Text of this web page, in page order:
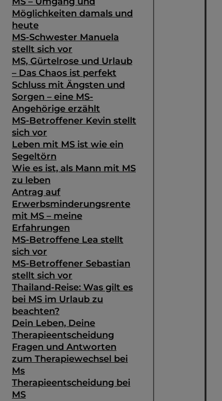
Möglichkeiten damals und
heute
MS-Schwester Manuela
stellt sich vor
MS, Gürtelrose und Urlaub
– Das Chaos ist perfekt
Schluss mit Ängsten und
Sorgen – eine MS-
Angehörige erzählt
MS-Betroffener Kevin stellt
sich vor
Leben mit MS ist wie ein
Segeltörn
Wie es ist, als Mann mit MS
zu leben
Antrag auf
Erwerbsminderungsrente
mit MS – meine
Erfahrungen
MS-Betroffene Lea stellt
sich vor
MS-Betroffener Sebastian
stellt sich vor
Thailand-Reise: Was gilt es
bei MS im Urlaub zu
beachten?
Dein Leben, Deine
Therapieentscheidung
Fragen und Antworten
zum Therapiewechsel bei
Ms
Therapieentscheidung bei
MS